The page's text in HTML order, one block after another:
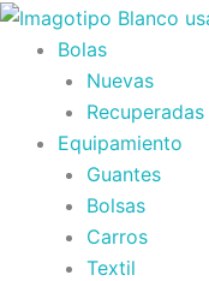
Ir
contenido
Bolas
Nuevas
Recuperadas
Equipamiento
Guantes
Bolsas
Carros
Textil